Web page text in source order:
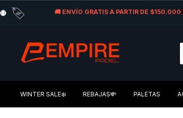
🚚 ENVÍO GRATIS A PARTIR DE
WINTER SALE❄️ REBAJAS💸 PALETAS